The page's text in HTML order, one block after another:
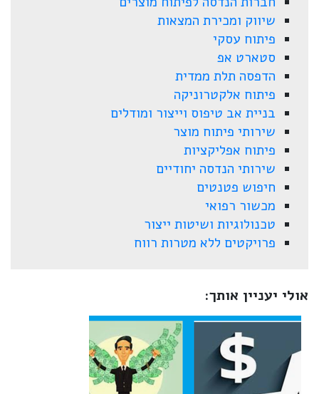
שיווק ומכירת המצאות
פיתוח עסקי
סטארט אפ
הדפסה תלת ממדית
פיתוח אלקטרוניקה
בניית אב טיפוס וייצור ומודלים
שירותי פיתוח מוצר
פיתוח אפליקציות
שירותי הנדסה יחודיים
חיפוש פטנטים
מכשור רפואי
טכנולוגיות ושיטות ייצור
פרויקטים ללא מטרות רווח
אולי יעניין אותך: